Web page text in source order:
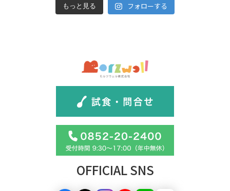
もっと見る フォローする
OFFICIAL SNS